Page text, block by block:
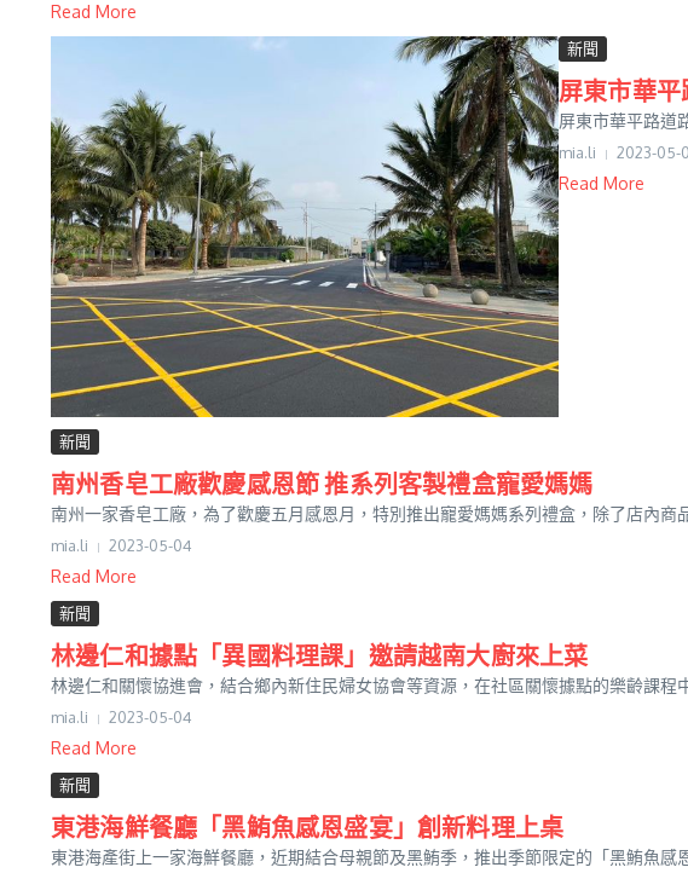
Read More
新聞
屏東市華
屏東市華平路道
mia.li 2023-05-
Read More
新聞
南州香皂工廠歡慶感恩節 推系列客製禮盒寵愛媽媽
南州一家香皂工廠，為了歡慶五月感恩月，特別推出寵愛媽媽系列禮盒，除了店內商
mia.li 2023-05-04
Read More
新聞
林邊仁和據點「異國料理課」邀請越南大廚來上菜
林邊仁和關懷協進會，結合鄉內新住民婦女協會等資源，在社區關懷據點的樂齡課程
mia.li 2023-05-04
Read More
新聞
東港海鮮餐廳「黑鮪魚感恩盛宴」創新料理上桌
東港海產街上一家海鮮餐廳，近期結合母親節及黑鮪季，推出季節限定的「黑鮪魚感